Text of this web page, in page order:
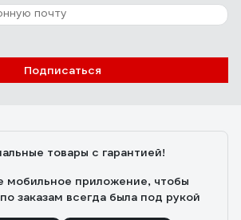
Подписаться
товары с гарантией!
мобильное приложение, чтобы
заказам всегда была под рукой